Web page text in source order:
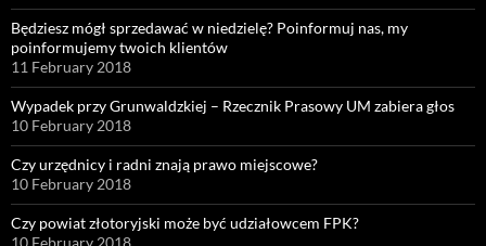
Będziesz mógł sprzedawać w niedzielę? Poinformuj nas, my
poinformujemy twoich klientów
11 February 2018
Wypadek przy Grunwaldzkiej – Rzecznik Prasowy UM zabiera głos
10 February 2018
Czy urzędnicy i radni znają prawo miejscowe?
10 February 2018
Czy powiat złotoryjski może być udziałowcem FPK?